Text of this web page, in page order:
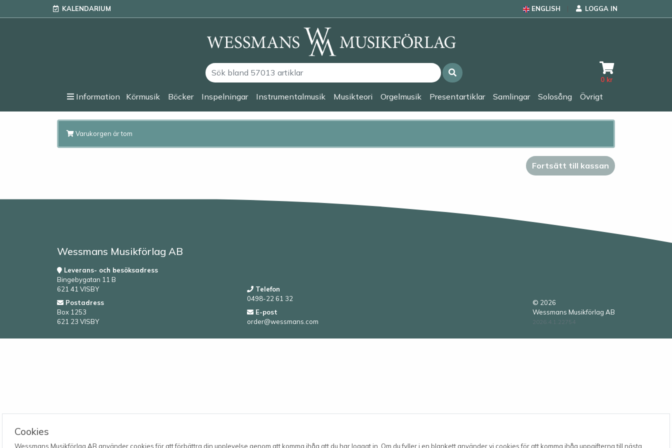
KALENDARIUM ENGLISH LOGGA IN
0 kr
Information Körmusik Böcker Inspelningar Instrumentalmusik Musikteori Orgelmusik Presentartiklar Samlingar Solosång Övrigt
Cookies
Wessmans Musikförlag AB använder cookies för att förbättra din upplevelse genom att komma ihåg att du har loggat in. Om du fyller i en blankett använder vi cookies för att komma ihåg uppgifterna till nästa
Varukorgen är tom
Fortsätt till kassan
Wessmans Musikförlag AB
Leverans- och besöksadress
Bingebygatan 11 B
621 41 VISBY
Postadress
Box 1253
621 23 VISBY
Telefon
0498-22 61 32
E-post
order@wessmans.com
© 2026
Wessmans Musikförlag AB
2026.4.1.22754